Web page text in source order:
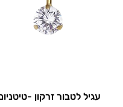
עגיל לטבור זרקון -